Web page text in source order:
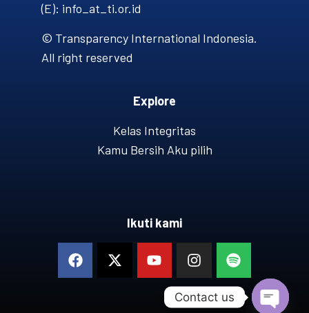
(E): info_at_ti.or.id
© Transparency International Indonesia.
All right reserved
Explore
Kelas Integritas
Kamu Bersih Aku pilih
Ikuti kami
Contact us